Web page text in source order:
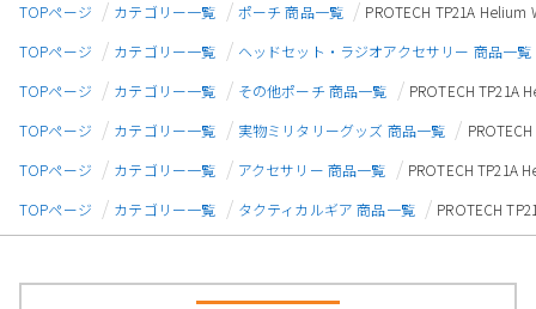
TOPページ
カテゴリー一覧 ポーチ 商品一覧
PROTECH TP21A
TOPページ
カテゴリー一覧
ヘッドセット・ラジオアクセサリー 商品一覧
TOPページ
カテゴリー一覧 その他ポーチ 商品一覧
PROTECH TP21A
TOPページ
カテゴリー一覧 実物ミリタリーグッズ 商品一覧
TOPページ
カテゴリー一覧 アクセサリー 商品一覧
PROTECH TP21A
TOPページ
カテゴリー一覧 タクティカルギア 商品一覧 PROTECH